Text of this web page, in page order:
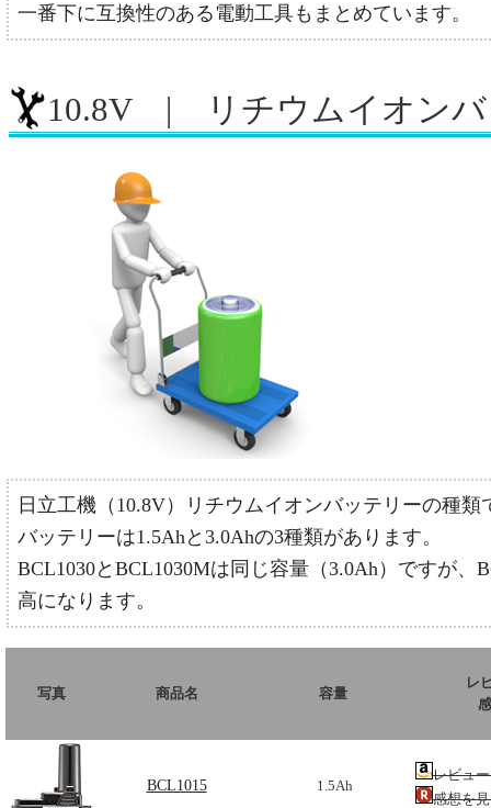
一番下に互換性のある電動工具もまとめています。
10.8V | リチウムイオンバ
日立工機（10.8V）リチウムイオンバッテリーの種類
バッテリーは1.5Ahと3.0Ahの3種類があります。
BCL1030とBCL1030Mは同じ容量（3.0Ah）ですが
高になります。
写真 商品名 容量
レ
BCL1015 1.5Ah
レビュ
感想を